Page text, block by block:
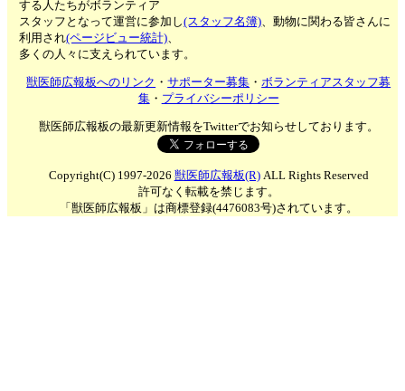
する人たちがボランティア
スタッフとなって運営に参加し(スタッフ名簿)、動物に関わる皆さんに
利用され(ページビュー統計)、
多くの人々に支えられています。
獣医師広報板へのリンク ・サポーター募集 ・ボランティアスタッフ募
集・ プライバシーポリシー
獣医師広報板の最新更新情報をTwitterでお知らせしております。
Copyright(C) 1997-2026 獣医師広報板(R)ALL Rights Reserved
許可なく転載を禁じます。
「獣医師広報板」は商標登録(4476083号)されています。